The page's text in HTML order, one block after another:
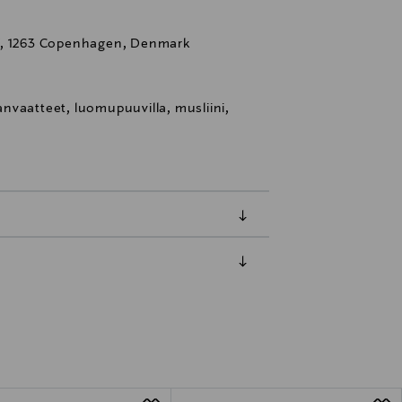
1263 Copenhagen, Denmark
luomupuuvilla, musliini,
valittuun osoitteeseen.